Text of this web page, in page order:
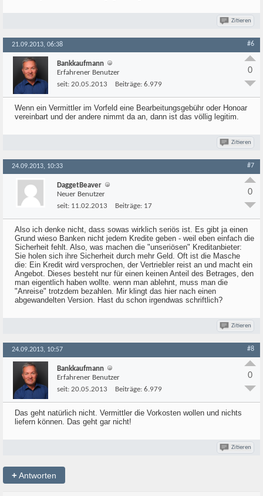
Zitieren
21.09.2013, 06:38 #6
Bankkaufmann
Erfahrener Benutzer
seit: 20.05.2013 Beiträge: 6.979
0
Wenn ein Vermittler im Vorfeld eine Bearbeitungsgebühr oder Honoar
vereinbart und der andere nimmt da an, dann ist das völlig legitim.
Zitieren
24.09.2013, 10:33 #7
DaggetBeaver
Neuer Benutzer
seit: 11.02.2013 Beiträge: 17
0
Also ich denke nicht, dass sowas wirklich seriös ist. Es gibt ja einen
Grund wieso Banken nicht jedem Kredite geben - weil eben einfach die
Sicherheit fehlt. Also, was machen die "unseriösen" Kreditanbieter:
Sie holen sich ihre Sicherheit durch mehr Geld. Oft ist die Masche
die: Ein Kredit wird versprochen, der Vertriebler reist an und macht ein
Angebot. Dieses besteht nur für einen keinen Anteil des Betrages, den
man eigentlich haben wollte. wenn man ablehnt, muss man die
"Anreise" trotzdem bezahlen. Mir klingt das hier nach einen
abgewandelten Version. Hast du schon irgendwas schriftlich?
Zitieren
24.09.2013, 10:57 #8
Bankkaufmann
Erfahrener Benutzer
seit: 20.05.2013 Beiträge: 6.979
0
Das geht natürlich nicht. Vermittler die Vorkosten wollen und nichts
liefern können. Das geht gar nicht!
Zitieren
+Antworten